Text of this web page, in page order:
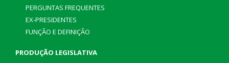
PERGUNTAS FREQUENTES
EX-PRESIDENTES
FUNÇÃO E DEFINIÇÃO
PRODUÇÃO LEGISLATIVA